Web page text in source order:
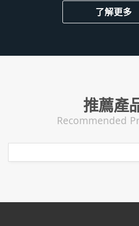
了解更多
推薦產
Recommended